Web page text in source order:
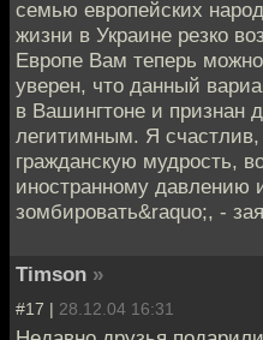
семью европейских
жизни в Украине резко
Европе Вам теперь
уверен, что данный
в Вашингтоне и признан
легитимным. Я
гражданскую мудрость,
иностранному давлению
зомбировать&raquo;, -
Timson »
#17 | 28.12.04 16:31